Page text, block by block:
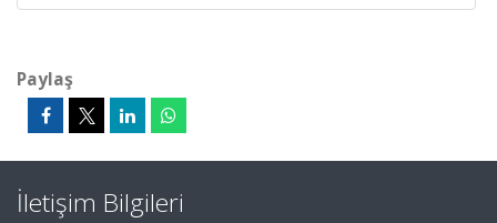
Paylaş
İletişim Bilgileri